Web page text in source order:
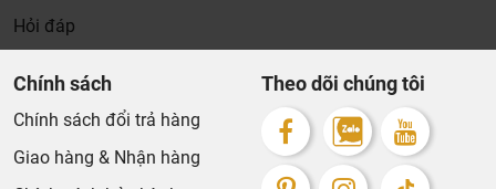
Hỏi đáp
Chính sách
Chính sách đổi trả hàng
Giao hàng & Nhận hàng
Theo dõi chúng tôi